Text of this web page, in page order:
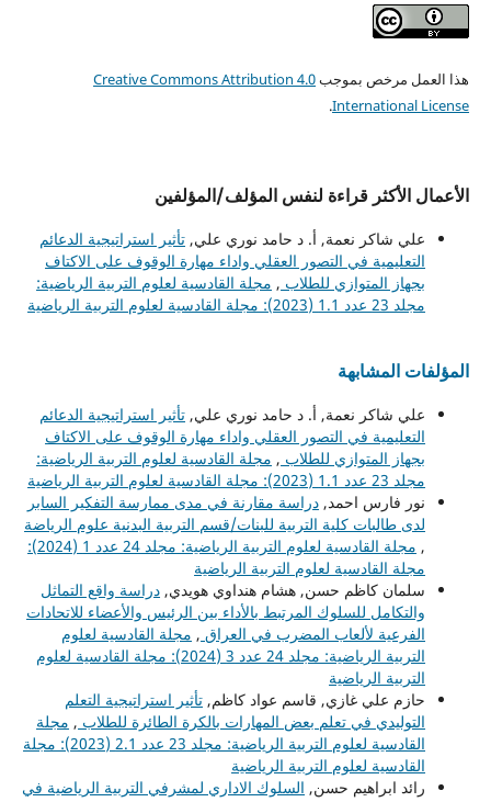
هذا العمل مرخص بموجبCreative Commons Attribution 4.0
International License
.
الأعمال الأكثر قراءة لنفس المؤلف/المؤلفين
علي شاكر نعمة, أ. د حامد نوري علي, تأثير استراتيجية الدعائم
التعليمية في التصور العقلي واداء مهارة الوقوف على الاكتاف
بجهاز المتوازي للطلاب , مجلة القادسية لعلوم التربية الرياضية:
مجلد 23 عدد 1.1 (2023): مجلة القادسية لعلوم التربية الرياضية
المؤلفات المشابهة
علي شاكر نعمة, أ. د حامد نوري علي, تأثير استراتيجية الدعائم
التعليمية في التصور العقلي واداء مهارة الوقوف على الاكتاف
بجهاز المتوازي للطلاب , مجلة القادسية لعلوم التربية الرياضية:
مجلد 23 عدد 1.1 (2023): مجلة القادسية لعلوم التربية الرياضية
نور فارس احمد, دراسة مقارنة في مدى ممارسة التفكير السابر
لدى طالبات كلية التربية للبنات/قسم التربية البدنية علوم الرياضة
,
مجلة القادسية لعلوم التربية الرياضية: مجلد 24 عدد 1 (2024):
مجلة القادسية لعلوم التربية الرياضية
سلمان كاظم حسن, هشام هنداوي هويدي, دراسة واقع التماثل
والتكامل للسلوك المرتبط بالأداء بين الرئيس والأعضاء للاتحادات
الفرعية لألعاب المضرب في العراق , مجلة القادسية لعلوم
التربية الرياضية: مجلد 24 عدد 3 (2024): مجلة القادسية لعلوم
التربية الرياضية
حازم علي غازي, قاسم عواد كاظم, تأثير استراتيجية التعلم
التوليدي في تعلم بعض المهارات بالكرة الطائرة للطلاب , مجلة
القادسية لعلوم التربية الرياضية: مجلد 23 عدد 2.1 (2023): مجلة
القادسية لعلوم التربية الرياضية
رائد ابراهيم حسن, السلوك الاداري لمشرفي التربية الرياضية في